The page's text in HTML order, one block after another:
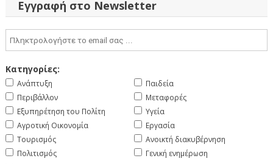
Εγγραφή στο Newsletter
Κατηγορίες:
Ανάπτυξη
Περιβάλλον
Εξυπηρέτηση του Πολίτη
Αγροτική Οικονομία
Τουρισμός
Πολιτισμός
Παιδεία
Μεταφορές
Υγεία
Εργασία
Ανοικτή διακυβέρνηση
Γενική ενημέρωση